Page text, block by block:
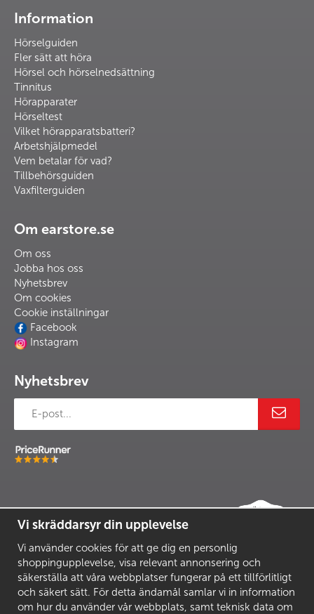
Information
Hörselguiden
Fler sätt att höra
Hörsel och hörselnedsättning
Tinnitus
Hörapparater
Hörseltest
Vilket hörapparatsbatteri?
Arbetshjälpmedel
Vem betalar för vad?
Tillbehörsguiden
Vaxfilterguiden
Om earstore.se
Om oss
Jobba hos oss
Nyhetsbrev
Om cookies
Cookie inställningar
Facebook
Instagram
Nyhetsbrev
Vi skräddarsyr din upplevelse
Vi använder cookies för att ge dig en personlig
shoppingupplevelse, visa relevant annonsering och
säkerställa att våra webbplatser fungerar på ett tillförlitligt
och säkert sätt. För detta ändamål samlar vi in information
om hur du använder vår webbplats, samt teknisk data om